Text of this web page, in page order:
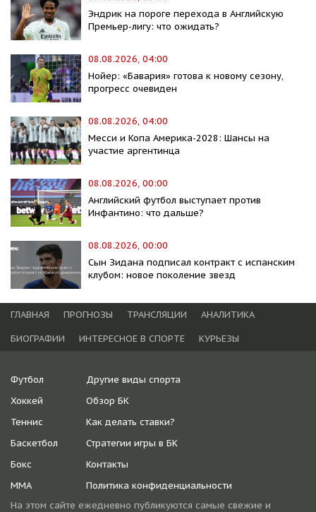
Эндрик на пороге перехода в Английскую
Премьер-лигу: что ожидать?
08.08.2026, 04:00
Нойер: «Бавария» готова к новому сезону,
прогресс очевиден
08.08.2026, 04:00
Месси и Копа Америка-2028: Шансы на
участие аргентинца
08.08.2026, 00:00
Английский футбол выступает против
Инфантино: что дальше?
08.08.2026, 00:00
Сын Зидана подписал контракт с испанским
клубом: новое поколение звезд
ГЛАВНАЯ ПРОГНОЗЫ ТРАНСЛЯЦИИ
АНАЛИТИКА
БИОГРАФИИ
ИНТЕРЕСНОЕ В СПОРТЕ КУРЬЕЗЫ
Футбол
Хоккей
Теннис
Баскетбол
Бокс
ММА
Другие виды спорта
Обзор БК
Как делать ставки?
Стратегии игры в БК
Контакты
Политика конфиденциальности
На этом сайте ежедневно публикуются самые свежие и